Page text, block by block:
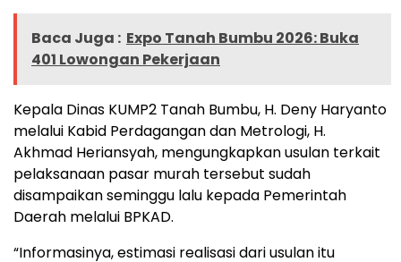
Baca Juga : Expo Tanah Bumbu 2026: Buka
401 Lowongan Pekerjaan
Kepala Dinas KUMP2 Tanah Bumbu, H. Deny Haryanto
melalui Kabid Perdagangan dan Metrologi, H.
Akhmad Heriansyah, mengungkapkan usulan terkait
pelaksanaan pasar murah tersebut sudah
disampaikan seminggu lalu kepada Pemerintah
Daerah melalui BPKAD.
“Informasinya, estimasi realisasi dari usulan itu